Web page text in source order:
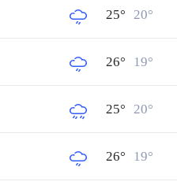
25° 20°
26° 19°
25° 20°
26° 19°